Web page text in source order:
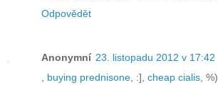
Odpovědět
Anonymní 23. listopadu 2012 v 17:42
buying prednisone , :], cheap cialis , %),